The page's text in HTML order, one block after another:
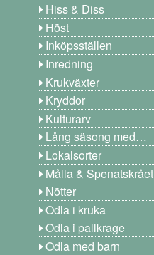
Hiss & Diss
Höst
Inköpsställen
Inredning
Krukväxter
Kryddor
Kulturarv
Lång säsong med…
Lokalsorter
Målla & Spenatskrået
Nötter
Odla i kruka
Odla i pallkrage
Odla med barn